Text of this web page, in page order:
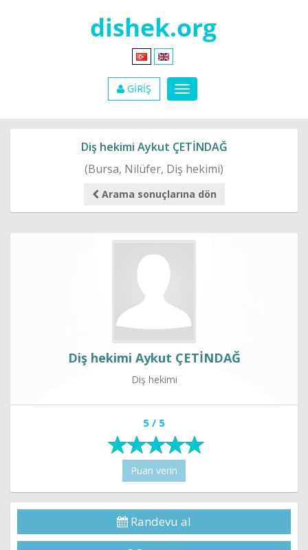
GİRİŞ
Diş hekimi Aykut ÇETİNDAĞ
(Bursa, Nilüfer, Diş hekimi)
Arama sonuçlarına dön
Diş hekimi Aykut ÇETİNDAĞ
Diş hekimi
5 / 5
Puan verin
Randevu al